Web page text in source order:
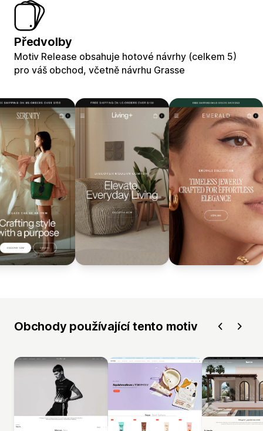
Předvolby
Motiv Release obsahuje hotové návrhy (celkem 5)
pro váš obchod, včetně návrhu Grasse
Obchody používající tento motiv